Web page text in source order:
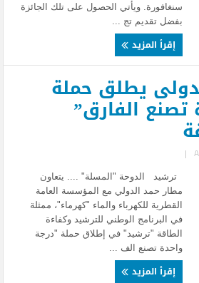
سنغافورة. ويأتي الحصول على تلك الجائزة
بفضل تقديم تج ...
إقرأ المزيد
يطلق حملة
تصنع الفارق”
|
ترشيد الدوحة "المسلة" .... يتعاون
مطار حمد الدولي مع المؤسسة العامة
القطرية للكهرباء والماء "كهرماء"، ممثلة
في البرنامج الوطني للترشيد وكفاءة
الطاقة "ترشيد" في إطلاق حملة "درجة
واحدة تصنع الف ...
إقرأ المزيد